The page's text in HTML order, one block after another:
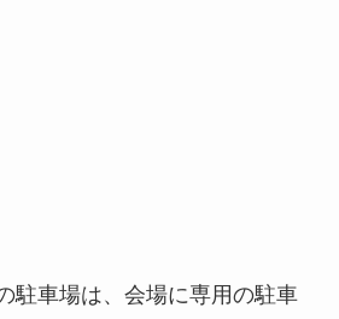
駐車場は、会場に専用の駐車